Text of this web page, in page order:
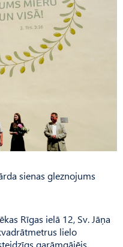
sienas gleznojums
Rīgas ielā 12, Sv. Jāņa
lielo
garāmgājējs.